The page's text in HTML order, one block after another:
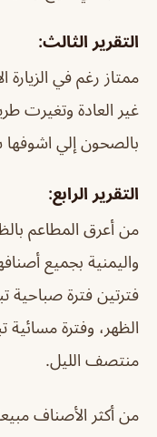
التقرير الثالث:
ممتاز رغم في الزيارة
غير العادة وتغيرت
بالصحون إلي
التقرير الرابع:
من أعرق المطاعم
واليمنية بجميع
فترتين فترة صباحية
الظهر، وفترة
منتصف الليل.
من أكثر الأصناف